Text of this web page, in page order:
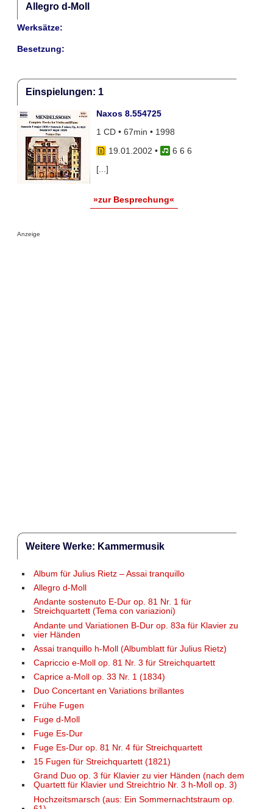
Allegro d-Moll
Werksätze:
Besetzung:
Einspielungen: 1
Naxos 8.554725
1 CD • 67min • 1998
19.01.2002 •
6 6 6
[...]
»zur Besprechung«
Anzeige
Weitere Werke: Kammermusik
Album für Julius Rietz – Assai tranquillo
Allegro d-Moll
Andante sostenuto E-Dur op. 81 Nr. 1 für
Streichquartett (Tema con variazioni)
Andante und Variationen B-Dur op. 83a für Klavier zu
vier Händen
Assai tranquillo h-Moll (Albumblatt für Julius Rietz)
Capriccio e-Moll op. 81 Nr. 3 für Streichquartett
Caprice a-Moll op. 33 Nr. 1 (1834)
Duo Concertant en Variations brillantes
Frühe Fugen
Fuge d-Moll
Fuge Es-Dur
Fuge Es-Dur op. 81 Nr. 4 für Streichquartett
15 Fugen für Streichquartett (1821)
Grand Duo op. 3 für Klavier zu vier Händen (nach dem
Quartett für Klavier und Streichtrio Nr. 3 h-Moll op. 3)
Hochzeitsmarsch (aus: Ein Sommernachtstraum op.